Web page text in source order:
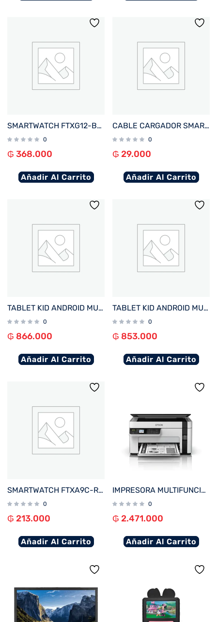
SMARTWATCH FTXG12-BB 48MM NEGRO ANDROID/IOS/IA/BT/FREC. CARD/NOTIFICACIONES
0
₲ 368.000
Añadir Al Carrito
CABLE CARGADOR SMARTWATCH FTX WIRELESS BLANCO PARA A10P/ A9C/ AM15/ AM12/ AM32/ F25/ F39P
0
₲ 29.000
Añadir Al Carrito
TABLET KID ANDROID MULTILASER NB625 QC/64GB/4G/7″/AZUL AVENGERS DISNEY
0
₲ 866.000
Añadir Al Carrito
TABLET KID ANDROID MULTILASER NB624 QC/64GB/4G/7″/ROSA PRINCESAS DISNEY
0
₲ 853.000
Añadir Al Carrito
SMARTWATCH FTXA9C-RR 46MM ROJO ANDROID/IOS/BT/FREC. CARD
0
₲ 213.000
Añadir Al Carrito
IMPRESORA MULTIFUNCIONAL EPSON M2120 ECOTANK IMP/COP/SCA/WIFI/USB/BIVOLT
0
₲ 2.471.000
Añadir Al Carrito